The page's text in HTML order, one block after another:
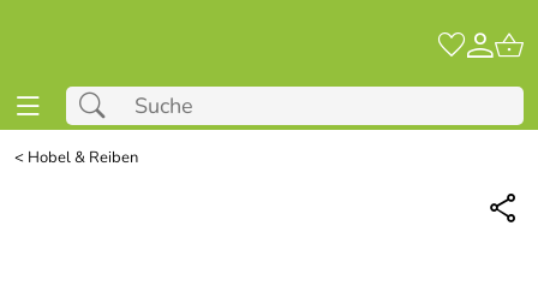
< Hobel & Reiben